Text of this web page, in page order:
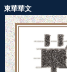
跳
到
主
要
內
容
區
東華華文